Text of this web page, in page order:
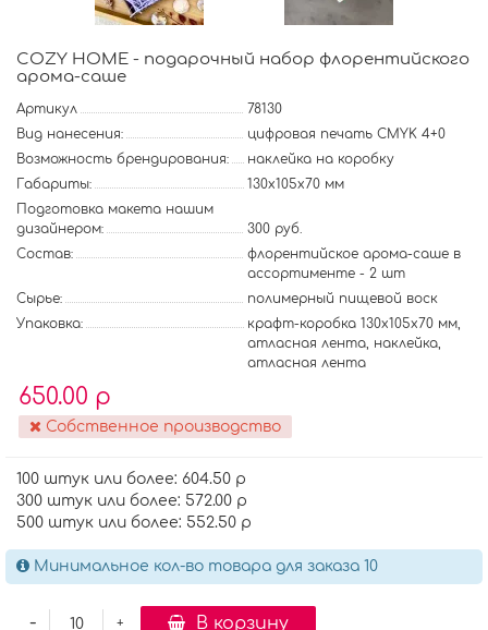
COZY HOME - подарочный набор флорентийского
арома-саше
Артикул
78130
Вид нанесения:
цифровая печать CMYK 4+0
Возможность брендирования:
наклейка на коробку
Габариты:
130х105х70 мм
Подготовка макета нашим
дизайнером:
300 руб.
Состав:
флорентийское арома-саше в
ассортименте - 2 шт
Сырье:
полимерный пищевой воск
Упаковка:
крафт-коробка 130х105х70 мм,
атласная лента, наклейка,
атласная лента
650.00 р
Собственное производство
100 штук или более: 604.50 р
300 штук или более: 572.00 р
500 штук или более: 552.50 р
Минимальное кол-во товара для заказа 10
+
- В корзину